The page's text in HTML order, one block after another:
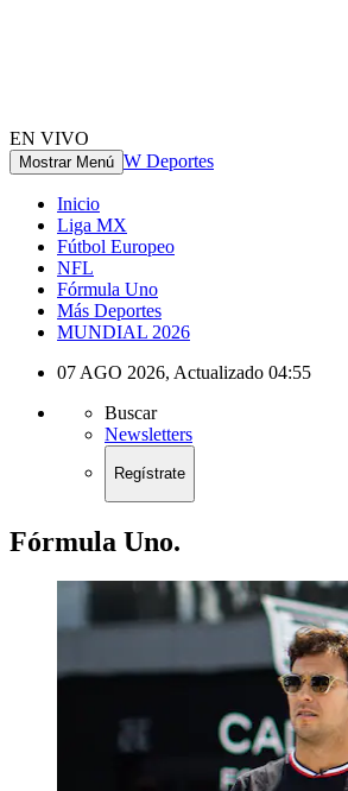
EN VIVO
Mostrar Menú W Deportes
Inicio
Liga MX
Fútbol Europeo
NFL
Fórmula Uno
Más Deportes
MUNDIAL 2026
07 AGO 2026, Actualizado 04:55
Buscar
Newsletters
Regístrate
Fórmula Uno.